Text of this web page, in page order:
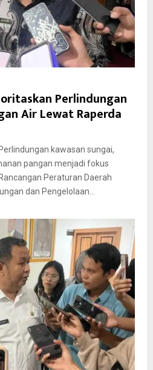
Perlindungan
Air Lewat Raperda
kawasan sungai,
pangan menjadi fokus
Peraturan Daerah
dan Pengelolaan...